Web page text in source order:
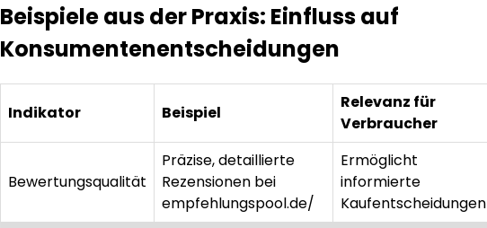
Beispiele aus der Praxis: Einfluss auf
Konsumentenentscheidungen
Indikator Beispiel
Relevanz für
Verbraucher
Bewertungsqualität
Präzise, detaillierte
Rezensionen bei
empfehlungspool.de/
Ermöglicht
informierte
Kaufentscheidungen